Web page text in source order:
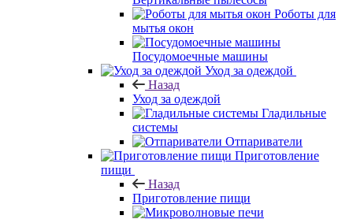
Роботы для
мытья окон
Посудомоечные машины
Уход за одеждой
Назад
Уход за одеждой
Гладильные
системы
Отпариватели
Приготовление
пищи
Назад
Приготовление пищи